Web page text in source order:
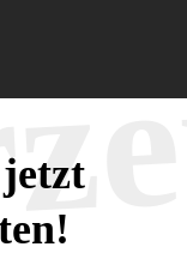
jetzt